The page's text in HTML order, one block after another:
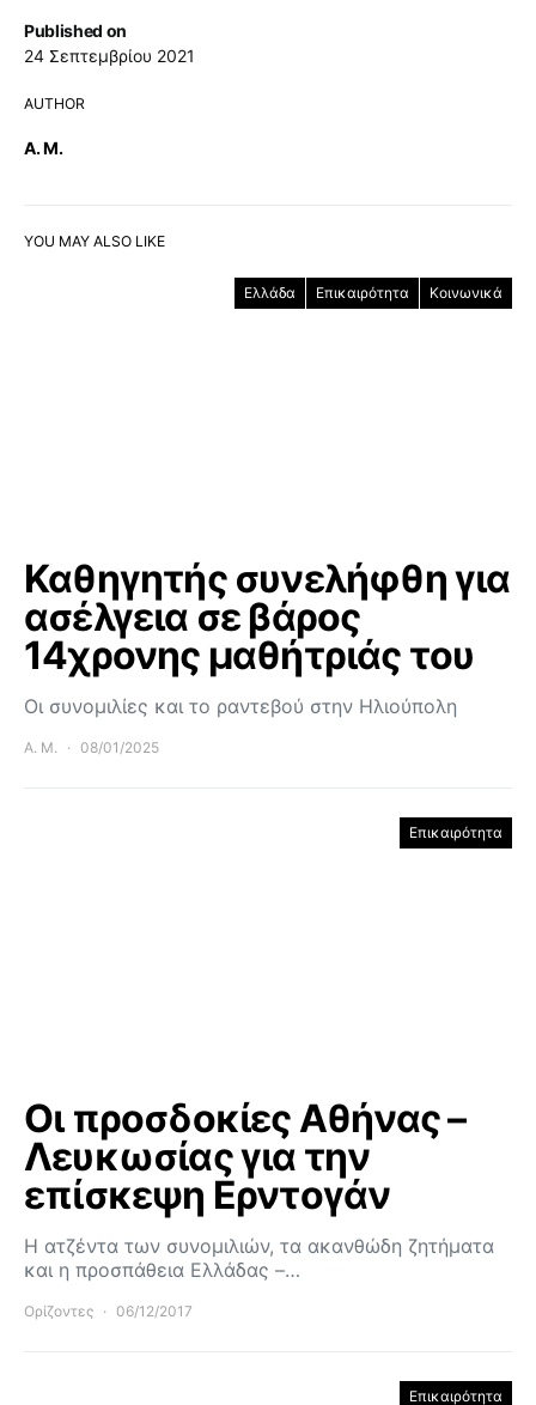
Published on
24 Σεπτεμβρίου 2021
AUTHOR
Α. Μ.
YOU MAY ALSO LIKE
Ελλάδα Επικαιρότητα Κοινωνικά
Καθηγητής συνελήφθη για
ασέλγεια σε βάρος
14χρονης μαθήτριάς του
Οι συνομιλίες και το ραντεβού στην Ηλιούπολη
Α. Μ. 08/01/2025
Επικαιρότητα
Οι προσδοκίες Αθήνας –
Λευκωσίας για την
επίσκεψη Ερντογάν
Η ατζέντα των συνομιλιών, τα ακανθώδη ζητήματα
και η προσπάθεια Ελλάδας –…
Ορίζοντες 06/12/2017
Επικαιρότητα